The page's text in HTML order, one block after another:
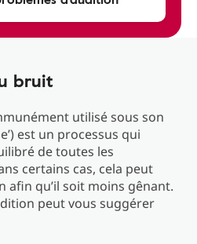
bruit
utilisé sous son
est un processus qui
de toutes les
certains cas, cela peut
afin qu’il soit moins gênant.
peut vous suggérer